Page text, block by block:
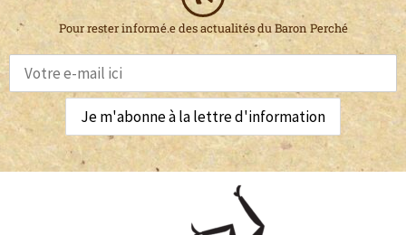
Pour rester informé.e des actualités du Baron Perché